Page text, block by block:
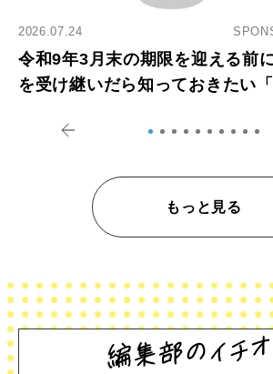
2026.07.24
令和9年3月末の期限を迎える前
を受け継いだら知っておきたい
もっと見る